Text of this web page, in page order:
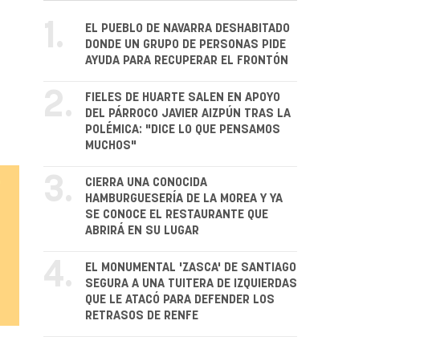
1.
EL PUEBLO DE NAVARRA DESHABITADO
DONDE UN GRUPO DE PERSONAS PIDE
AYUDA PARA RECUPERAR EL FRONTÓN
2.
FIELES DE HUARTE SALEN EN APOYO
DEL PÁRROCO JAVIER AIZPÚN TRAS LA
POLÉMICA: "DICE LO QUE PENSAMOS
MUCHOS"
3.
CIERRA UNA CONOCIDA
HAMBURGUESERÍA DE LA MOREA Y YA
SE CONOCE EL RESTAURANTE QUE
ABRIRÁ EN SU LUGAR
4.
EL MONUMENTAL 'ZASCA' DE SANTIAGO
SEGURA A UNA TUITERA DE IZQUIERDAS
QUE LE ATACÓ PARA DEFENDER LOS
RETRASOS DE RENFE